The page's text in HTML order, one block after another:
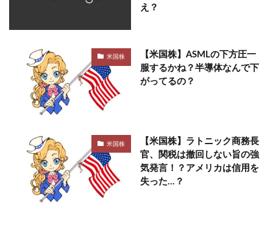
え？
米国株
【米国株】ASMLの下方圧一
服するかね？半導体なんで下
がってるの？
米国株
【米国株】ラトニック商務長
官、関税は撤回しない旨の強
気発言！？アメリカは信用を
失った…？